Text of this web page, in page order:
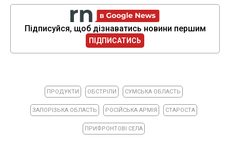
Підписуйся, щоб дізнаватись новини першим
ПІДПИСАТИСЬ
ПРОДУКТИ ОБСТРІЛИ СУМСЬКА ОБЛАСТЬ
ЗАПОРІЗЬКА ОБЛАСТЬ РОСІЙСЬКА АРМІЯ СТАРОСТА
ПРИФРОНТОВІ СЕЛА